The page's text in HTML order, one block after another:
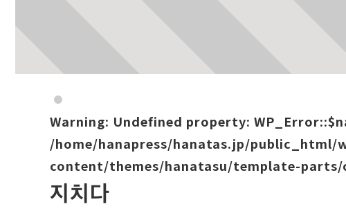
Warning: Undefined property:
/home/hanapress/hanatas.jp/public_html/
content/themes/hanatasu/template-parts/
지치다